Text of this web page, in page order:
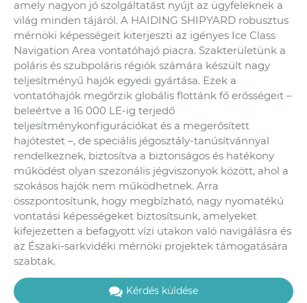
amely nagyon jó szolgáltatást nyújt az ügyfeleknek a
világ minden tájáról. A HAIDING SHIPYARD robusztus
mérnöki képességeit kiterjeszti az igényes Ice Class
Navigation Area vontatóhajó piacra. Szakterületünk a
poláris és szubpoláris régiók számára készült nagy
teljesítményű hajók egyedi gyártása. Ezek a
vontatóhajók megőrzik globális flottánk fő erősségeit –
beleértve a 16 000 LE-ig terjedő
teljesítménykonfigurációkat és a megerősített
hajótestet –, de speciális jégosztály-tanúsítvánnyal
rendelkeznek, biztosítva a biztonságos és hatékony
működést olyan szezonális jégviszonyok között, ahol a
szokásos hajók nem működhetnek. Arra
összpontosítunk, hogy megbízható, nagy nyomatékú
vontatási képességeket biztosítsunk, amelyeket
kifejezetten a befagyott vízi utakon való navigálásra és
az Északi-sarkvidéki mérnöki projektek támogatására
szabtak.
Kérdés küldése